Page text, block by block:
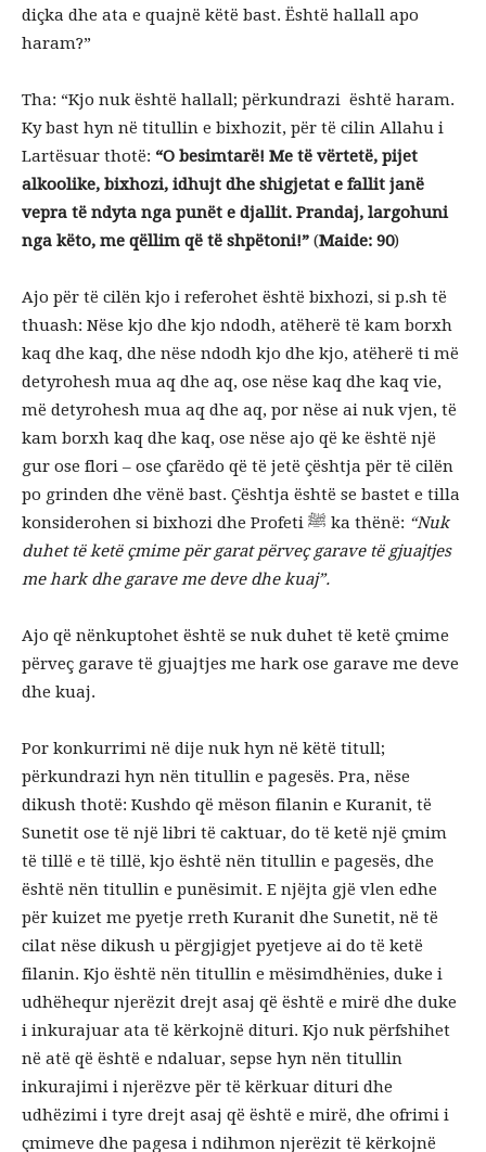
diçka dhe ata e quajnë këtë bast. Është hallall apo
haram?”
Tha: “Kjo nuk është hallall; përkundrazi është haram.
Ky bast hyn në titullin e bixhozit, për të cilin Allahu i
Lartësuar thotë: “O besimtarë! Me të vërtetë, pijet
alkoolike, bixhozi, idhujt dhe shigjetat e fallit janë
vepra të ndyta nga punët e djallit. Prandaj, largohuni
nga këto, me qëllim që të shpëtoni!” (Maide: 90)
Ajo për të cilën kjo i referohet është bixhozi, si p.sh të
thuash: Nëse kjo dhe kjo ndodh, atëherë të kam borxh
kaq dhe kaq, dhe nëse ndodh kjo dhe kjo, atëherë ti më
detyrohesh mua aq dhe aq, ose nëse kaq dhe kaq vie,
më detyrohesh mua aq dhe aq, por nëse ai nuk vjen, të
kam borxh kaq dhe kaq, ose nëse ajo që ke është një
gur ose flori – ose çfarëdo që të jetë çështja për të cilën
po grinden dhe vënë bast. Çështja është se bastet e tilla
konsiderohen si bixhozi dhe Profeti ﷺ ka thënë: “Nuk
duhet të ketë çmime për garat përveç garave të gjuajtjes
me hark dhe garave me deve dhe kuaj”.
Ajo që nënkuptohet është se nuk duhet të ketë çmime
përveç garave të gjuajtjes me hark ose garave me deve
dhe kuaj.
Por konkurrimi në dije nuk hyn në këtë titull;
përkundrazi hyn nën titullin e pagesës. Pra, nëse
dikush thotë: Kushdo që mëson filanin e Kuranit, të
Sunetit ose të një libri të caktuar, do të ketë një çmim
të tillë e të tillë, kjo është nën titullin e pagesës, dhe
është nën titullin e punësimit. E njëjta gjë vlen edhe
për kuizet me pyetje rreth Kuranit dhe Sunetit, në të
cilat nëse dikush u përgjigjet pyetjeve ai do të ketë
filanin. Kjo është nën titullin e mësimdhënies, duke i
udhëhequr njerëzit drejt asaj që është e mirë dhe duke
i inkurajuar ata të kërkojnë dituri. Kjo nuk përfshihet
në atë që është e ndaluar, sepse hyn nën titullin
inkurajimi i njerëzve për të kërkuar dituri dhe
udhëzimi i tyre drejt asaj që është e mirë, dhe ofrimi i
çmimeve dhe pagesa i ndihmon njerëzit të kërkojnë